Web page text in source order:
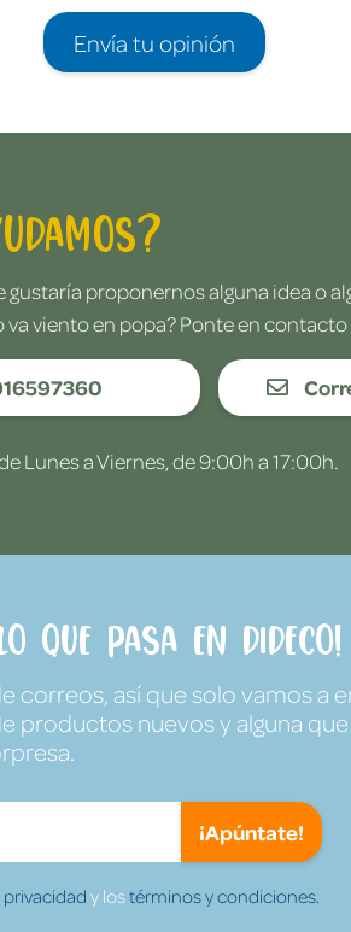
Envía tu opinión
gustaría proponernos alguna idea o
viento en popa? Ponte en
Lunes a Viernes, de 9:00h a 17:00h.
que pasa en Dideco!
correos, así que solo vamos a
productos nuevos y alguna
¡Apúntate!
y lostérminos y condiciones.